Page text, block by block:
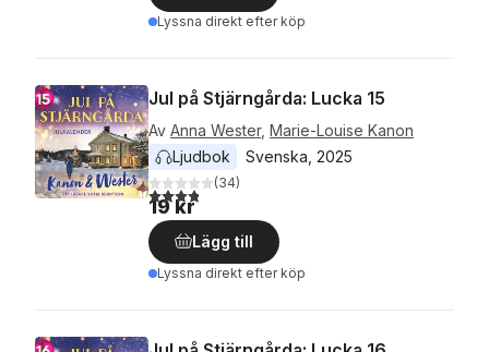
Lyssna direkt efter köp
Jul på Stjärngårda: Lucka 15
Av Anna Wester, Marie-Louise Kanon
Ljudbok
Svenska 2025
3,8utav 5 stjärnor. Totalt antal röster:
(34)
19 kr
Lägg till
Lyssna direkt efter köp